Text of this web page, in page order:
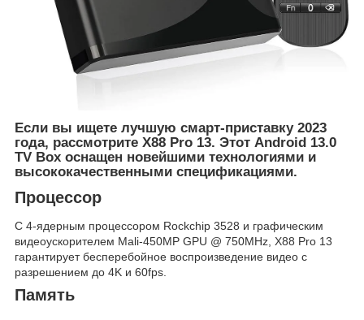
Если вы ищете лучшую смарт-приставку 2023
года, рассмотрите X88 Pro 13. Этот Android 13.0
TV Box оснащен новейшими технологиями и
высококачественными спецификациями.
Процессор
С 4-ядерным процессором Rockchip 3528 и графическим
видеоускорителем Mali-450MP GPU @ 750MHz, X88 Pro 13
гарантирует бесперебойное воспроизведение видео с
разрешением до 4K и 60fps.
Память